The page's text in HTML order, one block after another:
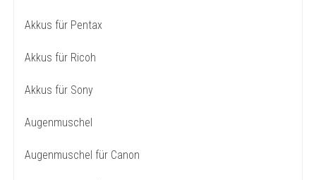
Akkus für Pentax
Akkus für Ricoh
Akkus für Sony
Augenmuschel
Augenmuschel für Canon